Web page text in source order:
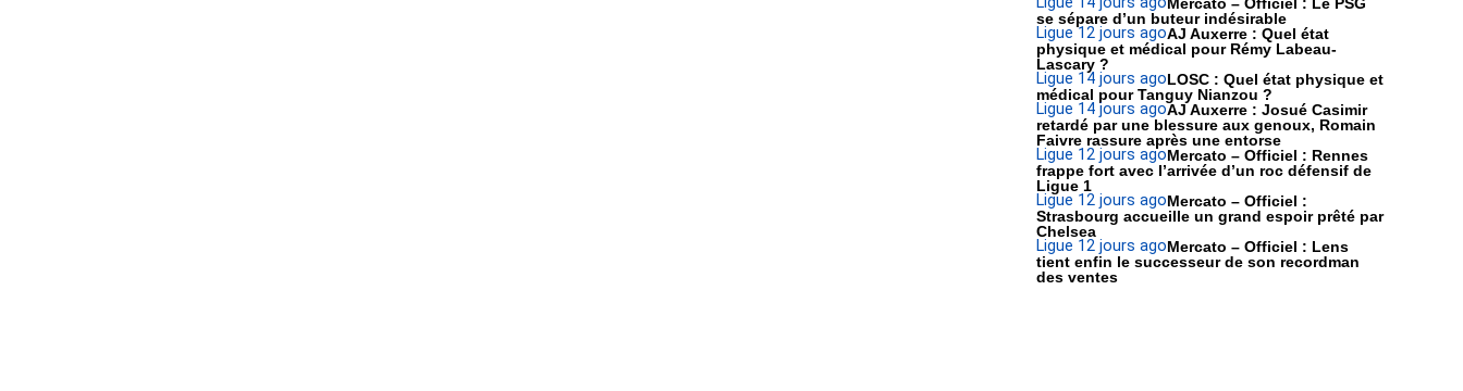
se sépare d’un buteur indésirable
Ligue 12 jours agoAJ Auxerre : Quel état
physique et médical pour Rémy Labeau-
Lascary ?
Ligue 14 jours agoLOSC : Quel état physique et
médical pour Tanguy Nianzou ?
Ligue 1 4 jours agoAJ Auxerre : Josué Casimir
retardé par une blessure aux genoux, Romain
Faivre rassure après une entorse
Ligue 12 jours agoMercato – Officiel : Rennes
frappe fort avec l’arrivée d’un roc défensif de
Ligue 1
Ligue 12 jours agoMercato – Officiel :
Strasbourg accueille un grand espoir prêté par
Chelsea
Ligue 12 jours agoMercato – Officiel : Lens
tient enfin le successeur de son recordman
des ventes